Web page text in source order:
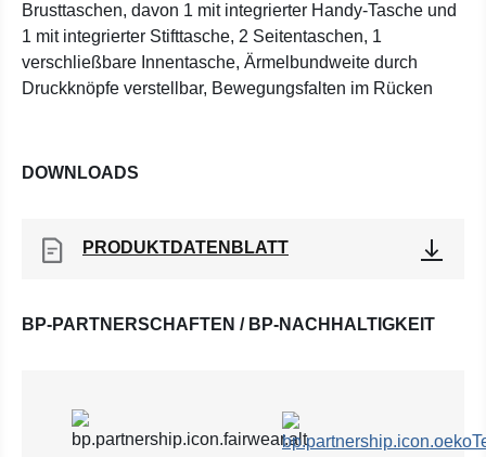
Brusttaschen, davon 1 mit integrierter Handy-Tasche und
1 mit integrierter Stifttasche, 2 Seitentaschen, 1
verschließbare Innentasche, Ärmelbundweite durch
Druckknöpfe verstellbar, Bewegungsfalten im Rücken
DOWNLOADS
PRODUKTDATENBLATT
BP-PARTNERSCHAFTEN / BP-NACHHALTIGKEIT